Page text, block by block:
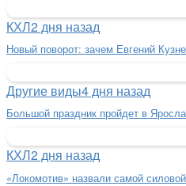
КХЛ2 дня назад
Новый поворот: зачем Евгений
Другие виды4 дня назад
Большой праздник пройдет в
КХЛ2 дня назад
«Локомотив» назвали самой